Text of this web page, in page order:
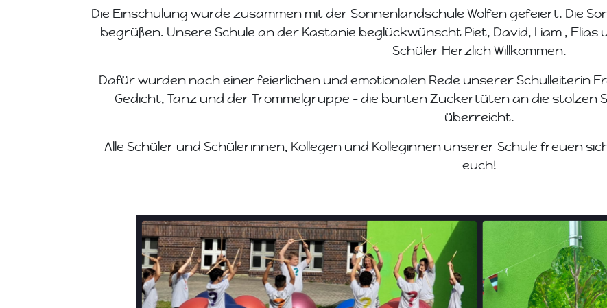
Die Einschulung wurde zusammen mit der Sonnenlandschule Wolfen gefeiert. Die
begrüßen. Unsere Schule an der Kastanie beglückwünscht Piet, David, Liam ,
Schüler Herzlich Willkommen.
Dafür wurden nach einer feierlichen und emotionalen Rede unserer Schulleiterin
Gedicht, Tanz und der Trommelgruppe – die bunten Zuckertüten an die stolzen
überreicht.
Alle Schüler und Schülerinnen, Kollegen und Kolleginnen unserer Schule freuen
euch!